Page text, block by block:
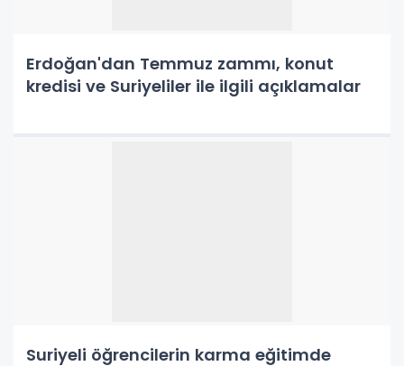
Erdoğan'dan Temmuz zammı, konut
kredisi ve Suriyeliler ile ilgili açıklamalar
Suriyeli öğrencilerin karma eğitimde